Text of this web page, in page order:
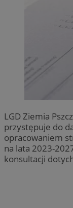
LGD Ziemia
przystępuje do
opracowaniem
na lata 2023-
konsultacji